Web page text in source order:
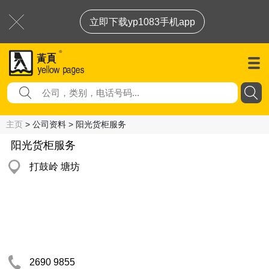
立即下载yp1083手机app
主页 > 公司资料 > 阳光货柜服务
阳光货柜服务
打鼓岭 塘坊
2690 9855